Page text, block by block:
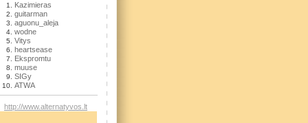
Kazimieras
guitarman
aguonu_aleja
wodne
Vitys
heartsease
Ekspromtu
muuse
SIGy
ATWA
http://www.alternatyvos.lt